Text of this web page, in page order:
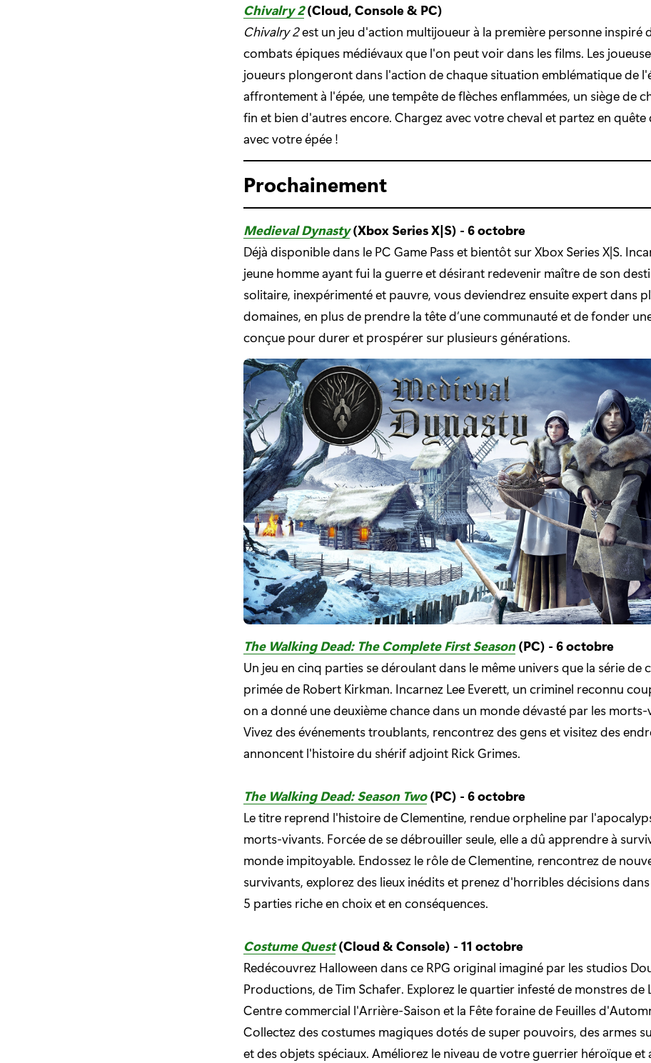
Chivalry 2 (Cloud, Console & PC)
Chivalry 2est un jeu d'action multijoueur à la première personne inspiré
combats épiques médiévaux que l'on peut voir dans les films. Les
joueurs plongeront dans l'action de chaque situation emblématique de
affrontement à l'épée, une tempête de flèches enflammées, un siège de
fin et bien d'autres encore. Chargez avec votre cheval et partez en
avec votre épée !
Prochainement
Medieval Dynasty (Xbox Series X|S) - 6 octobre
Déjà disponible dans le PC Game Pass et bientôt sur Xbox Series X|S.
jeune homme ayant fui la guerre et désirant redevenir maître de son
solitaire, inexpérimenté et pauvre, vous deviendrez ensuite expert dans
domaines, en plus de prendre la tête d’une communauté et de fonder
conçue pour durer et prospérer sur plusieurs générations.
The Walking Dead: The Complete First Season(PC) - 6 octobre
Un jeu en cinq parties se déroulant dans le même univers que la série de
primée de Robert Kirkman. Incarnez Lee Everett, un criminel reconnu
on a donné une deuxième chance dans un monde dévasté par les morts-
Vivez des événements troublants, rencontrez des gens et visitez des
annoncent l'histoire du shérif adjoint Rick Grimes.
The Walking Dead: Season Two(PC) - 6 octobre
Le titre reprend l'histoire de Clementine, rendue orpheline par
morts-vivants. Forcée de se débrouiller seule, elle a dû apprendre à
monde impitoyable. Endossez le rôle de Clementine, rencontrez de
survivants, explorez des lieux inédits et prenez d'horribles décisions
5 parties riche en choix et en conséquences.
Costume Quest (Cloud & Console) - 11 octobre
Redécouvrez Halloween dans ce RPG original imaginé par les studios
Productions, de Tim Schafer. Explorez le quartier infesté de monstres de
Centre commercial l'Arrière-Saison et la Fête foraine de Feuilles
Collectez des costumes magiques dotés de super pouvoirs, des armes
et des objets spéciaux. Améliorez le niveau de votre guerrier héroïque et